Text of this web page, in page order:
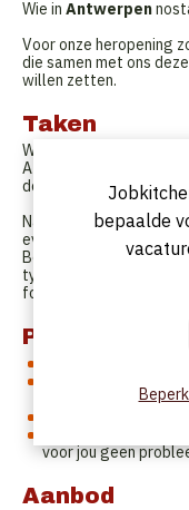
Wie in Antwerpen
Voor onze heropening
die samen met ons
willen zetten.
Taken
Wat ga je doen
Afhankelijk van jouw
de bediening of aan de
Naast het werk in de
evenementen op
Bosuil maar ook op
typische lekkernijen
foodtrucks.
Profiel
Je hebt relevante
voor jou geen
Aanbod
bepaalde